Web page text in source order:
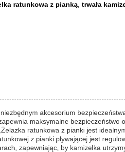
ratunkowa z pianką, trwała
akcesorium
maksymalne bezpieczeństwo
ratunkowa z pianki jest
z pianki pływającej jest
zapewniając, by kamizelka